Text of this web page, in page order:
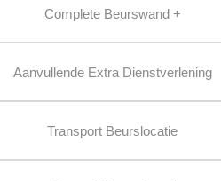
Complete Beurswand +
Aanvullende Extra Dienstverlening
Transport Beurslocatie